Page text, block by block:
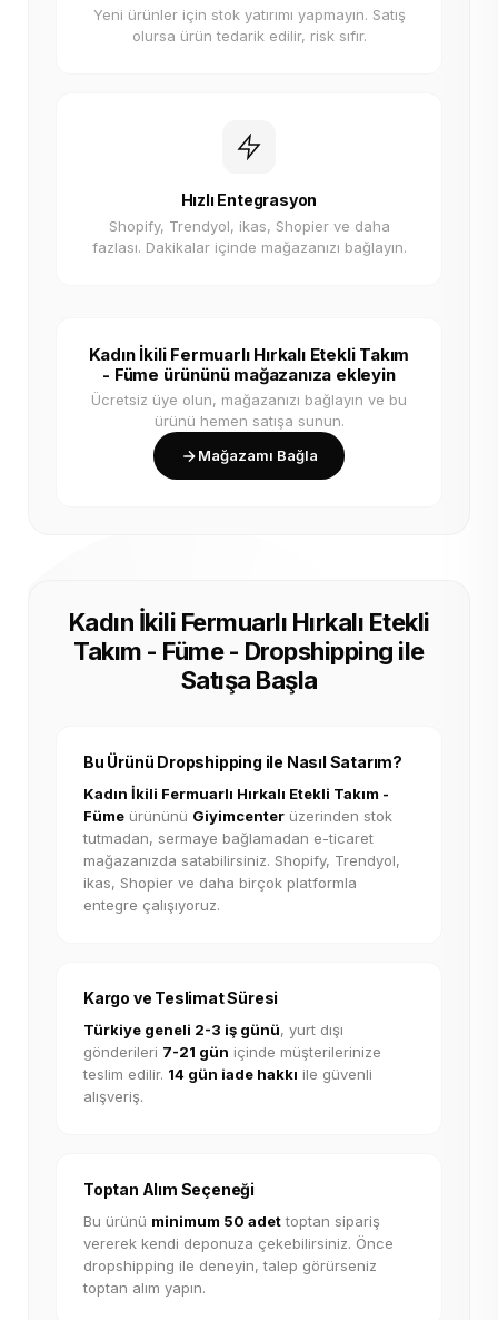
Yeni ürünler için stok yatırımı yapmayın. Satış
olursa ürün tedarik edilir, risk sıfır.
Hızlı Entegrasyon
Shopify, Trendyol, ikas, Shopier ve daha
fazlası. Dakikalar içinde mağazanızı bağlayın.
Kadın İkili Fermuarlı Hırkalı Etekli Takım
- Füme ürününü mağazanıza ekleyin
Ücretsiz üye olun, mağazanızı bağlayın ve bu
ürünü hemen satışa sunun.
Mağazamı Bağla
Kadın İkili Fermuarlı Hırkalı Etekli
Takım - Füme - Dropshipping ile
Satışa Başla
Bu Ürünü Dropshipping ile Nasıl Satarım?
Kadın İkili Fermuarlı Hırkalı Etekli Takım -
Füme ürününü Giyimcenter üzerinden stok
tutmadan, sermaye bağlamadan e-ticaret
mağazanızda satabilirsiniz. Shopify, Trendyol,
ikas, Shopier ve daha birçok platformla
entegre çalışıyoruz.
Kargo ve Teslimat Süresi
Türkiye geneli 2-3 iş günü, yurt dışı
gönderileri 7-21 gün içinde müşterilerinize
teslim edilir. 14 gün iade hakkı ile güvenli
alışveriş.
Toptan Alım Seçeneği
Bu ürünü minimum 50 adettoptan sipariş
vererek kendi deponuza çekebilirsiniz. Önce
dropshipping ile deneyin, talep görürseniz
toptan alım yapın.